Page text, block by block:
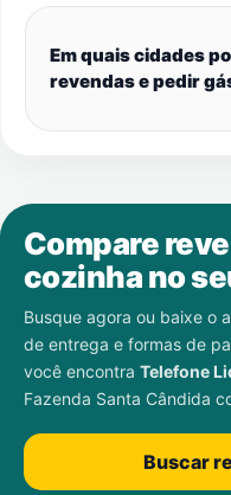
Em quais cidades
revendas e pedir
Compare
cozinha no
Busque agora ou baixe o
de entrega e formas de
você encontra Telefone
Fazenda Santa Cândida
Buscar